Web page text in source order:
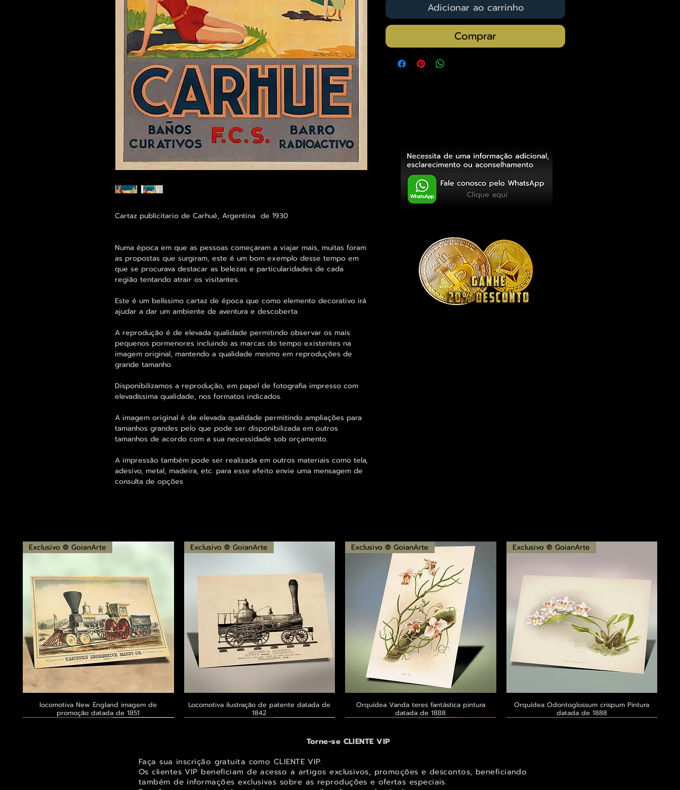
Cartaz publicitario de Carhué, Argentina de 1930
Numa época em que as pessoas começaram a viajar mais, muitas foram
as propostas que surgiram, este é um bom exemplo desse tempo em
que se procurava destacar as belezas e particularidades de cada
região tentando atrair os visitantes.
Este é um belíssimo cartaz de época que como elemento decorativo irá
ajudar a dar um ambiente de aventura e descoberta.
A reprodução é de elevada qualidade permitindo observar os mais
pequenos pormenores incluindo as marcas do tempo existentes na
imagem original, mantendo a qualidade mesmo em reproduções de
grande tamanho.
Disponibilizamos a reprodução, em papel de fotografia impresso com
elevadíssima qualidade, nos formatos indicados.
A imagem original é de elevada qualidade permitindo ampliações para
tamanhos grandes pelo que pode ser disponibilizada em outros
tamanhos de acordo com a sua necessidade sob orçamento.
A impressão também pode ser realizada em outros materiais como tela,
adesivo, metal, madeira, etc. para esse efeito envie uma mensagem de
consulta de opções
Adicionar ao carrinho
Comprar
Visualização rápida
Exclusivo ® GoianArte
locomotiva New England imagem de
promoção datada de 1851
Visualização rápida
Exclusivo ® GoianArte
Locomotiva ilustração de patente datada de
1842
Visualização rápida
Exclusivo ® GoianArte
Orquídea Vanda teres fantástica pintura
datada de 1888
Visualização rápida
Exclusivo ® GoianArte
Orquídea Odontoglossum crispum Pintura
datada de 1888
Torne-se CLIENTE VIP
Faça sua inscrição gratuita como CLIENTE VIP.
Os clientes VIP beneficiam de acesso a artigos exclusivos, promoções e descontos, beneficiando
também de informações exclusivas sobre as reproduções e ofertas especiais.